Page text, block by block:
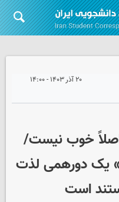
۲۰ آذر ۱۴۰۳ - ۱۴:۰۰
خوب نیست/
یک دورهمی لذت
است